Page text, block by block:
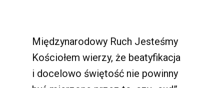
Międzynarodowy Ruch Jesteśmy
Kościołem wierzy, że beatyfikacja
i docelowo świętość nie powinny